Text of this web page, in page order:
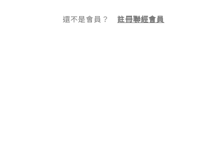
還不是會員？註冊聯經會員